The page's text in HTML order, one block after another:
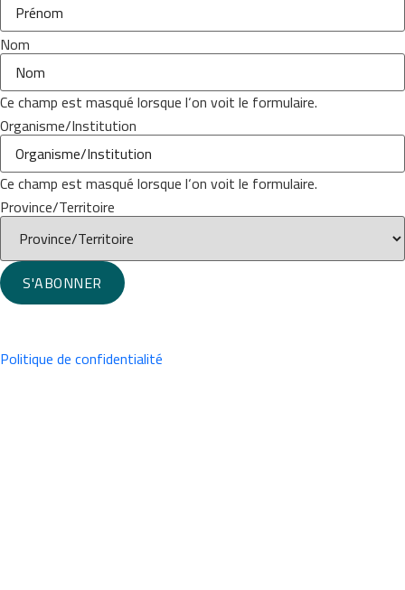
Nom
Ce champ est masqué lorsque l‘on voit le formulaire.
Organisme/Institution
Ce champ est masqué lorsque l‘on voit le formulaire.
Province/Territoire
S'ABONNER
Politique de confidentialité